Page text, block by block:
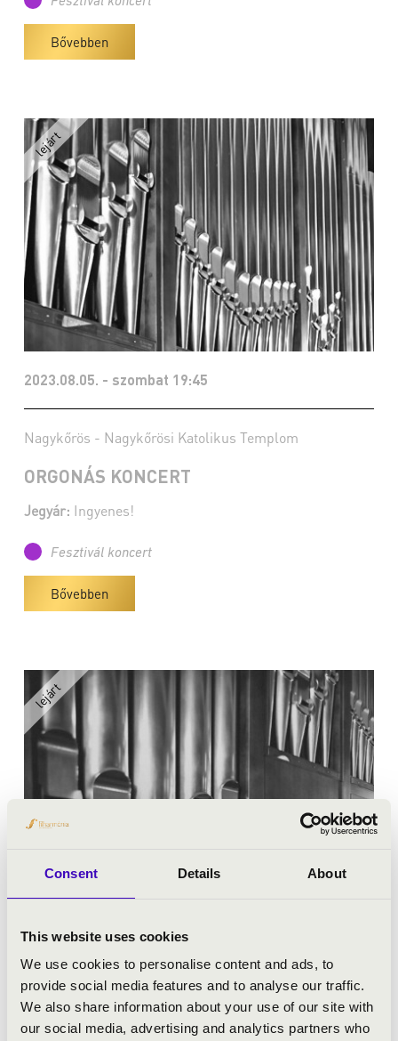
Consent Details About
This website uses cookies
We use cookies to personalise content and ads, to
provide social media features and to analyse our traffic.
We also share information about your use of our site with
our social media, advertising and analytics partners who
Bővebben
2023.08.05. - szombat 19:45
Nagykőrös - Nagykőrösi Katolikus Templom
ORGONÁS KONCERT
Jegyár: Ingyenes!
Fesztivál koncert
Bővebben
2023.08.05. - szombat 20:00
Békéscsaba - Páduai Szent Antal - társszékesegyház
ZENÉS ORGONABEMUTATÓ